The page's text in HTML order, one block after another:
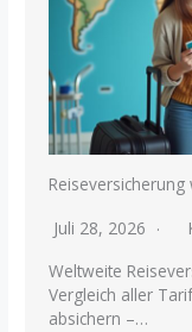
Juli 28, 2026
Weltweite
Vergleich aller
absichern –…